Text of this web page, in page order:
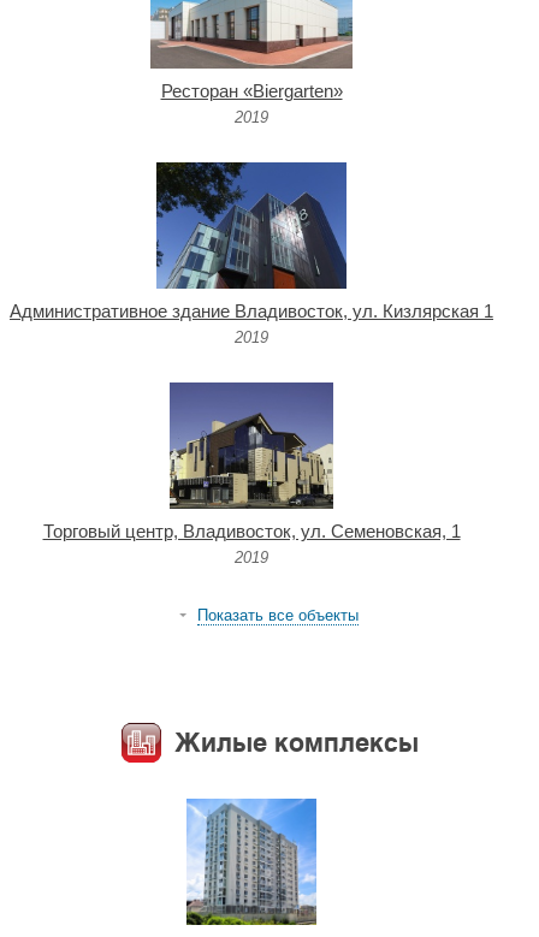
Ресторан «Biergarten»
2019
Административное здание Владивосток, ул. Кизлярская 1
2019
Торговый центр, Владивосток, ул. Семеновская, 1
2019
Показать все объекты
Жилые комплексы